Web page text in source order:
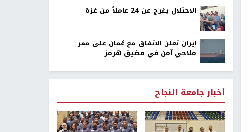
الاحتلال يفرج عن 24 عاملاً من غزة
إيران تعلن الاتفاق مع عُمان على ممر
ملاحي آمن في مضيق هرمز
أخبار جامعة النجاح